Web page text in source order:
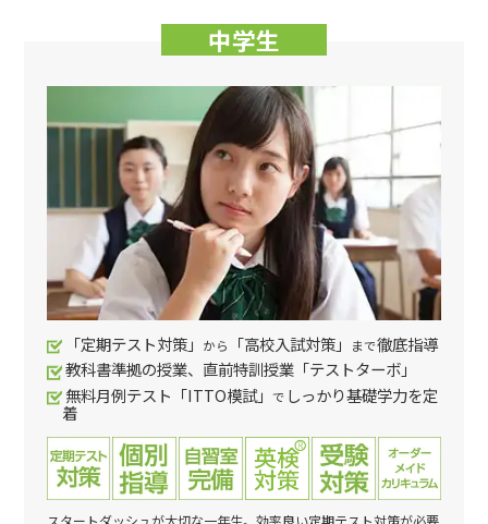
中学生
「定期テスト対策」 から 「高校入試対策」 まで徹底指導
教科書準拠の授業、直前特訓授業「テストターボ」
無料月例テスト「ITTO模試」 で しっかり基礎学力を定
着
スタートダッシュが大切な一年生。効率良い定期テスト対策が必要